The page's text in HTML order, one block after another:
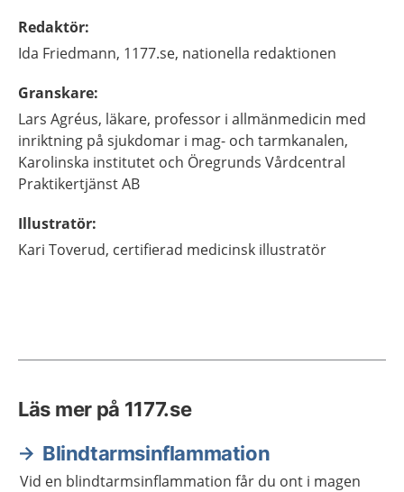
Redaktör:
Ida Friedmann, 1177.se, nationella redaktionen
Granskare:
Lars Agréus, läkare, professor i allmänmedicin med
inriktning på sjukdomar i mag- och tarmkanalen,
Karolinska institutet och Öregrunds Vårdcentral
Praktikertjänst AB
Illustratör:
Kari Toverud, certifierad medicinsk illustratör
Läs mer på 1177.se
Blindtarmsinflammation
Vid en blindtarmsinflammation får du ont i magen